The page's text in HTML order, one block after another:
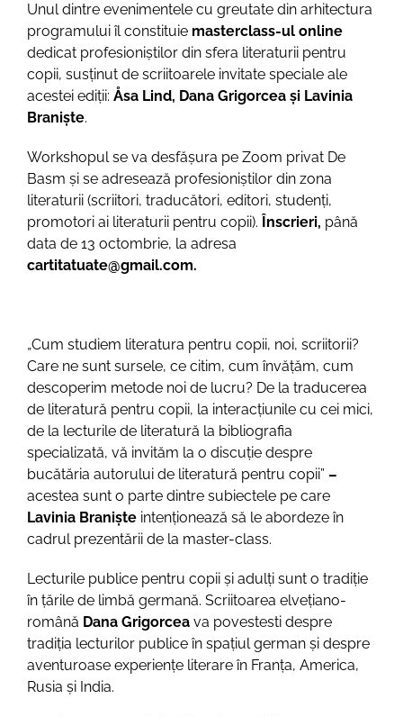
Unul dintre evenimentele cu greutate din arhitectura
programului îl constituie masterclass-ul online
dedicat profesioniștilor din sfera literaturii pentru
copii, susținut de scriitoarele invitate speciale ale
acestei ediții: Åsa Lind, Dana Grigorcea și Lavinia
Braniște.
Workshopul se va desfășura pe Zoom privat De
Basm și se adresează profesioniștilor din zona
literaturii (scriitori, traducători, editori, studenți,
promotori ai literaturii pentru copii). Înscrieri, până
data de 13 octombrie, la adresa
cartitatuate@gmail.com.
„Cum studiem literatura pentru copii, noi, scriitorii?
Care ne sunt sursele, ce citim, cum învățăm, cum
descoperim metode noi de lucru? De la traducerea
de literatură pentru copii, la interacțiunile cu cei mici,
de la lecturile de literatură la bibliografia
specializată, vă invităm la o discuție despre
bucătăria autorului de literatură pentru copii” –
acestea sunt o parte dintre subiectele pe care
Lavinia Braniște intenționează să le abordeze în
cadrul prezentării de la master-class.
Lecturile publice pentru copii și adulți sunt o tradiție
în țările de limbă germană. Scriitoarea elvețiano-
română Dana Grigorcea va povestesti despre
tradiția lecturilor publice în spațiul german și despre
aventuroase experiențe literare în Franța, America,
Rusia și India.